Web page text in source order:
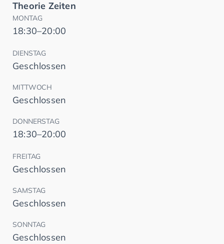
Theorie Zeiten
MONTAG
18:30–20:00
DIENSTAG
Geschlossen
MITTWOCH
Geschlossen
DONNERSTAG
18:30–20:00
FREITAG
Geschlossen
SAMSTAG
Geschlossen
SONNTAG
Geschlossen